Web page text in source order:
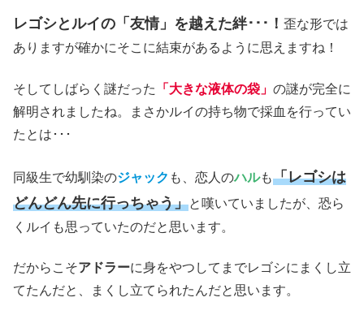
レゴシとルイの「友情」を越えた絆･･･！ 歪な形では
ありますが確かにそこに結束があるように思えますね！
そしてしばらく謎だった 「大きな液体の袋」 の謎が完全に
解明されましたね。まさかルイの持ち物で採血を行ってい
たとは･･･
同級生で幼馴染のジャック も、恋人のハルも「レゴシは
どんどん先に行っちゃう」と嘆いていましたが、恐ら
くルイも思っていたのだと思います。
だからこそアドラーに身をやつしてまでレゴシにまくし立
てたんだと、まくし立てられたんだと思います。